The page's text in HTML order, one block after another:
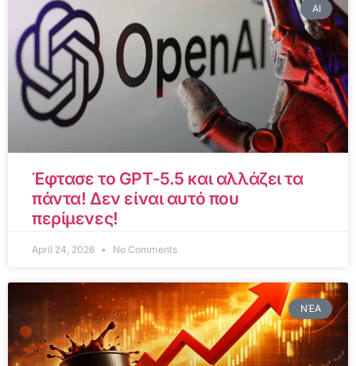
AI
Έφτασε το GPT-5.5 και αλλάζει τα
πάντα! Δεν είναι αυτό που
περίμενες!
April 24, 2026 No Comments
ΝΈΑ